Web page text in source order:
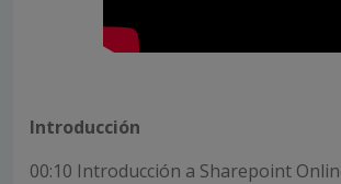
Introducción
00:10 Introducción a Sharepoint